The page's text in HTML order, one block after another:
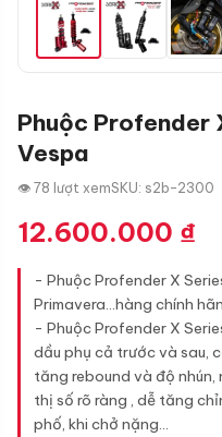
Phuộc Profender
Vespa
👁 78 lượt xemSKU: s2b-2300
12.600.000 ₫
- Phuộc Profender X
Primavera...hàng chính
- Phuộc Profender X
dầu phụ cả trước và sau,
tăng rebound và độ nhún,
thị số rõ ràng , dễ tăng
phố, khi chở nặng...